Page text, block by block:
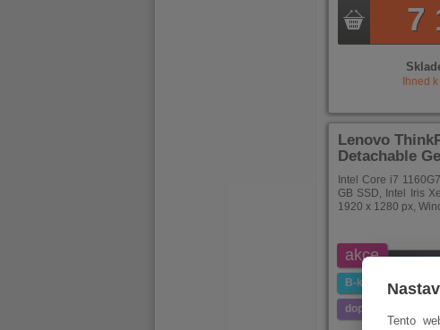
Tento
7
Ihned
Lenovo
Detachable
Intel Core i7
GB SSD, Intel Iris
1920 x 1280 px,
akce
B-kategorie
doprava zdarma